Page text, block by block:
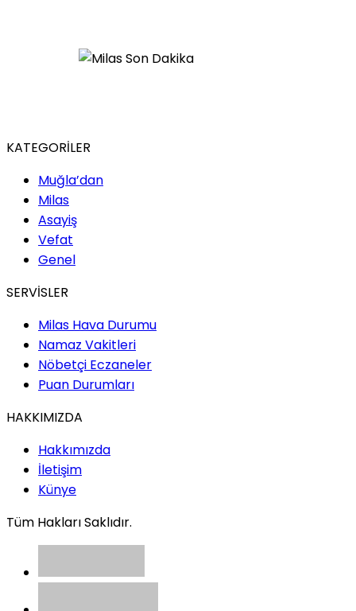
KATEGORİLER
Muğla’dan
Milas
Asayiş
Vefat
Genel
SERVİSLER
Milas Hava Durumu
Namaz Vakitleri
Nöbetçi Eczaneler
Puan Durumları
HAKKIMIZDA
Hakkımızda
İletişim
Künye
Tüm Hakları Saklıdır.